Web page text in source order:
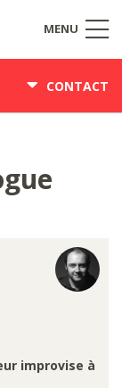
MENU
CONTACT
improvise à